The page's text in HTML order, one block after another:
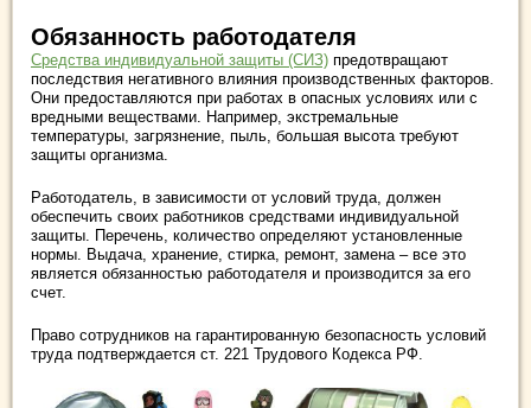
Обязанность работодателя
Средства индивидуальной защиты (СИЗ) предотвращают
последствия негативного влияния производственных факторов.
Они предоставляются при работах в опасных условиях или с
вредными веществами. Например, экстремальные
температуры, загрязнение, пыль, большая высота требуют
защиты организма.
Работодатель, в зависимости от условий труда, должен
обеспечить своих работников средствами индивидуальной
защиты. Перечень, количество определяют установленные
нормы. Выдача, хранение, стирка, ремонт, замена – все это
является обязанностью работодателя и производится за его
счет.
Право сотрудников на гарантированную безопасность условий
труда подтверждается ст. 221 Трудового Кодекса РФ.